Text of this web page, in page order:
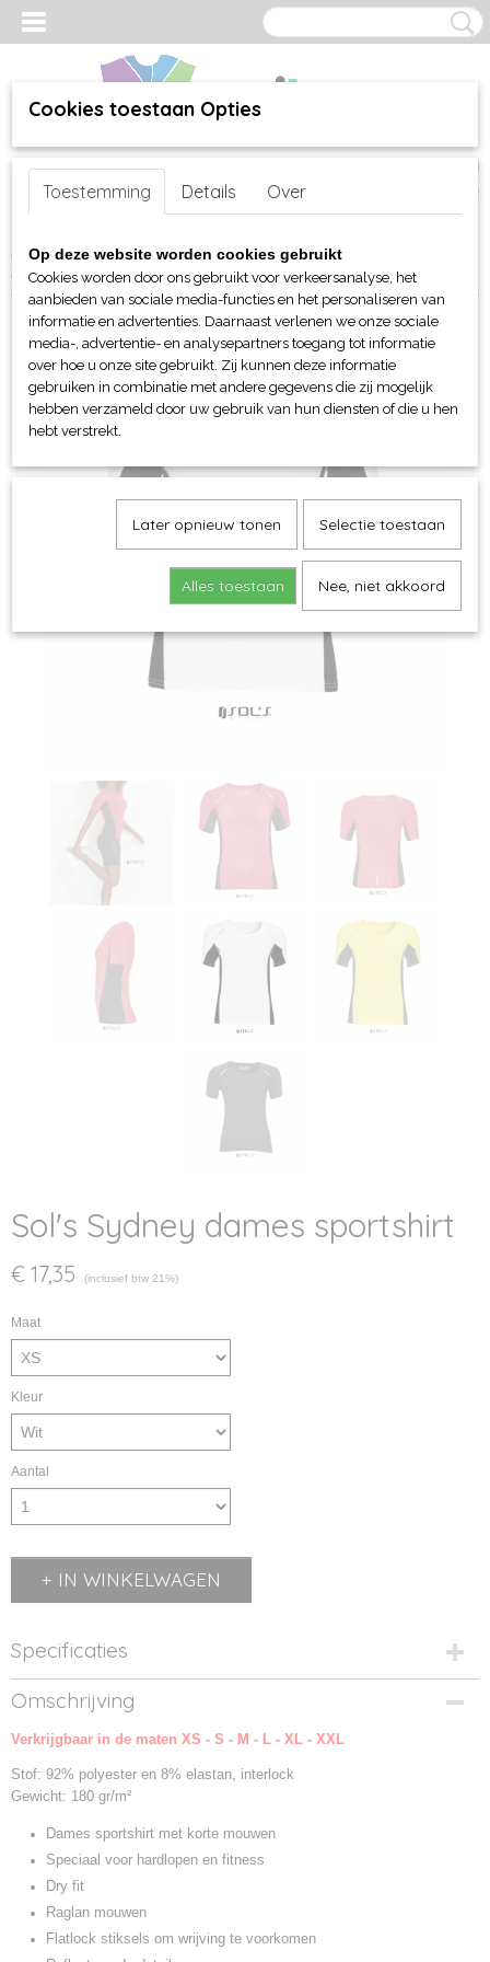
Inloggen Registreren
(0)
Home >webshop>Per merk >Sol's>Sportkleding
haar>Sportshirts > Sol's Sydney dames sportshirt
Sol's Sydney dames sportshirt
€ 17,35 (inclusief btw 21%)
Maat
Kleur
Aantal
IN WINKELWAGEN
Specificaties
Productcode
01415-1
Productcode leverancier
Omschrijving
Verkrijgbaar in de maten XS - S - M - L - XL - XXL
Stof: 92% polyester en 8% elastan, interlock
Gewicht: 180 gr/m²
Dames sportshirt met korte mouwen
Speciaal voor hardlopen en fitness
Dry fit
Raglan mouwen
Flatlock stiksels om wrijving te voorkomen
Cookies toestaan Opties
Toestemming Details Over
Op deze website worden cookies gebruikt
Cookies worden door ons gebruikt voor verkeersanalyse, het
aanbieden van sociale media-functies en het personaliseren van
informatie en advertenties. Daarnaast verlenen we onze sociale
media-, advertentie- en analysepartners toegang tot informatie
over hoe u onze site gebruikt. Zij kunnen deze informatie
gebruiken in combinatie met andere gegevens die zij mogelijk
hebben verzameld door uw gebruik van hun diensten of die u hen
hebt verstrekt.
Later opnieuw tonen Selectie toestaan
Alles toestaan Nee, niet akkoord